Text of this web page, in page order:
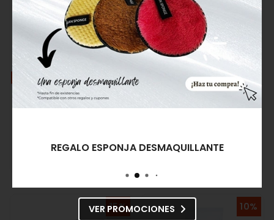
OFERTA
Matis Mascarilla
BIO MER Mascarilla Facial
15% 10%
REGALO ESPONJA DESMAQUILLANTE
VER PROMOCIONES